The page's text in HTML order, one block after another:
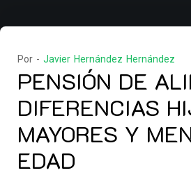
Por - Javier Hernández Hernández
PENSIÓN DE
DIFERENCIAS
MAYORES Y
EDAD